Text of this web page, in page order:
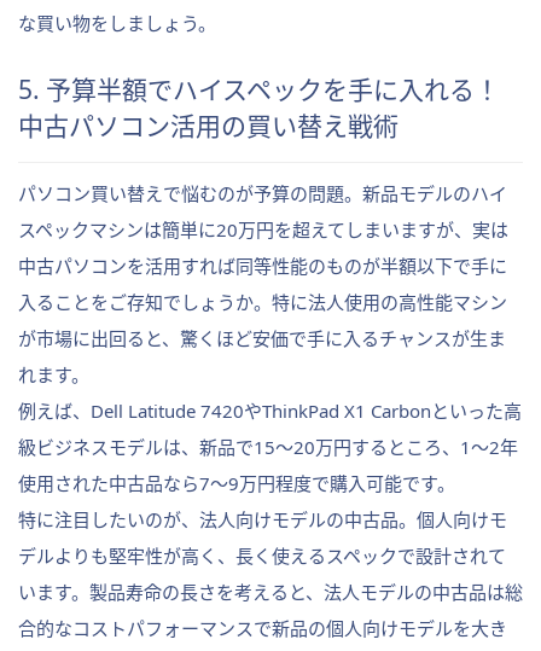
な買い物をしましょう。
5. 予算半額でハイスペックを手に入れる！
中古パソコン活用の買い替え戦術
パソコン買い替えで悩むのが予算の問題。新品モデルのハイ
スペックマシンは簡単に20万円を超えてしまいますが、実は
中古パソコンを活用すれば同等性能のものが半額以下で手に
入ることをご存知でしょうか。特に法人使用の高性能マシン
が市場に出回ると、驚くほど安価で手に入るチャンスが生ま
れます。
例えば、Dell Latitude 7420やThinkPad X1 Carbonといった高
級ビジネスモデルは、新品で15〜20万円するところ、1〜2年
使用された中古品なら7〜9万円程度で購入可能です。
特に注目したいのが、法人向けモデルの中古品。個人向けモ
デルよりも堅牢性が高く、長く使えるスペックで設計されて
います。製品寿命の長さを考えると、法人モデルの中古品は総
合的なコストパフォーマンスで新品の個人向けモデルを大き